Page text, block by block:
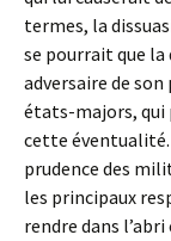
termes, la
se pourrait que la
adversaire de
états-majors, qui
cette
prudence des
les principaux
rendre dans